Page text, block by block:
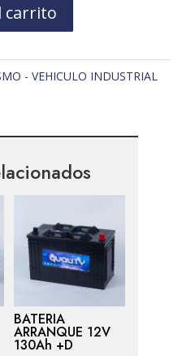
carrito
- VEHICULO INDUSTRIAL
BATERIA
ARRANQUE 12V
130Ah +D